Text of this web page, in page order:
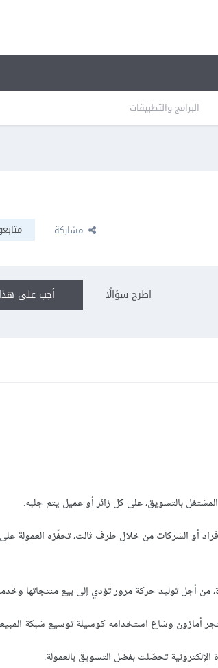
البرامج والتطبيقات
مشاركة
أجب على اطرح سؤالًا
بالتسويق، على كل زائر أو عميل يتم جلبه.
أو الشركات من خلال طرف ثالث، تحفّزه العمولة
أجل توليد حركة مرور تؤدي إلى بيع منتجاتها
متجر أمازون وشاع استخدامه كوسيلة توسيع شبكة